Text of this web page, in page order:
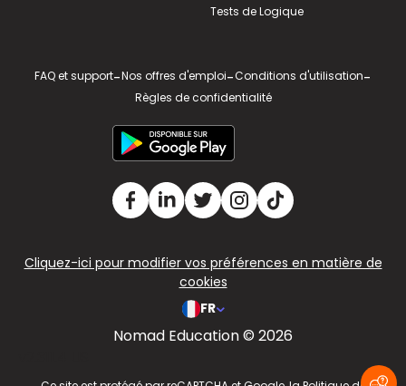
Tests de Logique
FAQ et support-Nos offres d'emploi-Conditions d'utilisation-
Règles de confidentialité
Cliquez-ici pour modifier vos préférences en matière de
cookies
FR
Nomad Education © 2026